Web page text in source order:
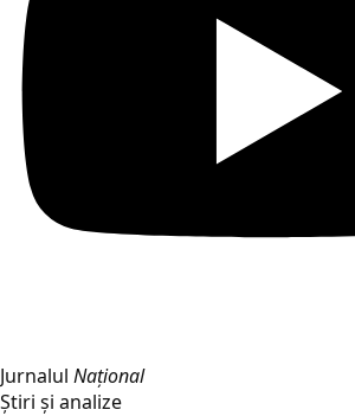
Jurnalul Național
Știri și analize